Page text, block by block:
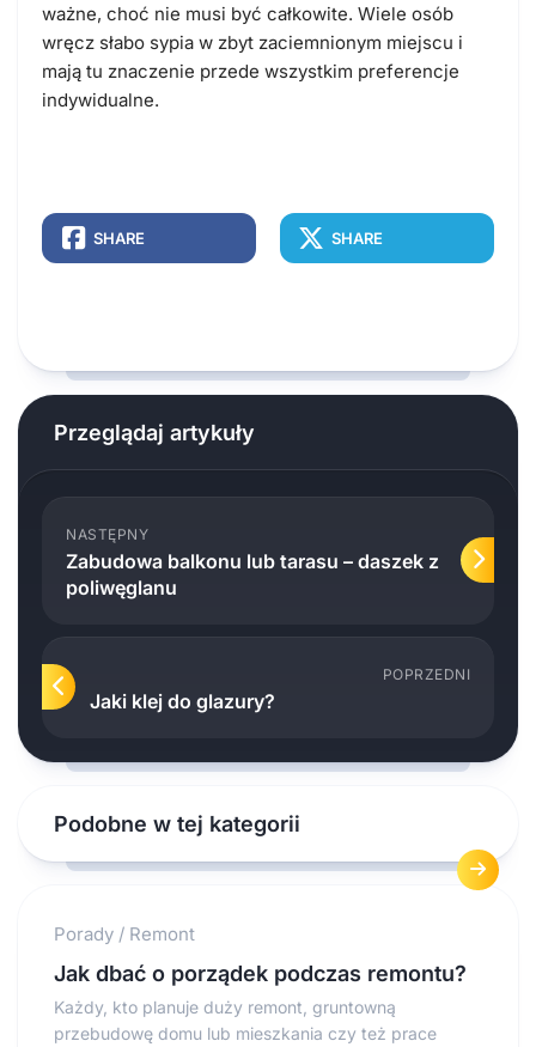
ważne, choć nie musi być całkowite. Wiele osób
wręcz słabo sypia w zbyt zaciemnionym miejscu i
mają tu znaczenie przede wszystkim preferencje
indywidualne.
SHARE SHARE
Przeglądaj artykuły
NASTĘPNY
Zabudowa balkonu lub tarasu – daszek z
poliwęglanu
POPRZEDNI
Jaki klej do glazury?
Podobne w tej kategorii
Porady / Remont
Jak dbać o porządek podczas remontu?
Każdy, kto planuje duży remont, gruntowną
przebudowę domu lub mieszkania czy też prace